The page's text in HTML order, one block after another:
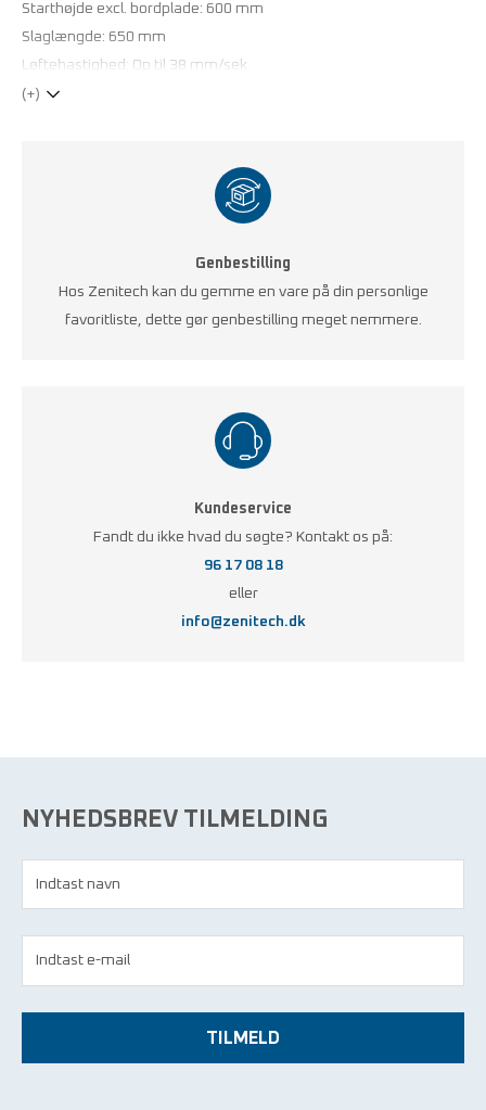
Starthøjde excl. bordplade: 600 mm
Slaglængde: 650 mm
Løftehastighed: Op til 38 mm/sek.
Laserskåret stålstel for højeste præcision
De viste priser er for et plant standardbord uden tilbehør.
(+)
Genbestilling
Hos Zenitech kan du gemme en vare på din personlige
favoritliste, dette gør genbestilling meget nemmere.
Kundeservice
Fandt du ikke hvad du søgte? Kontakt os på:
96 17 08 18
eller
info@zenitech.dk
NYHEDSBREV TILMELDING
TILMELD